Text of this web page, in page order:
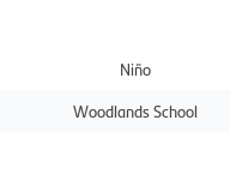
Niño
Woodlands School